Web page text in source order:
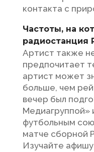
контакта с
Частоты, на
радиостанция
Артист также
предпочитает
артист может
больше, чем
вечер был
Медиагруппой»
футбольным
матче сборной
Изучайте